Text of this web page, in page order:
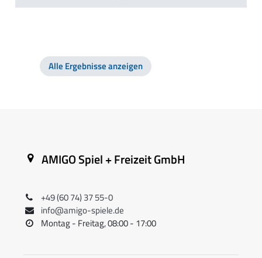
Alle Ergebnisse anzeigen
AMIGO Spiel + Freizeit GmbH
+49 (60 74) 37 55-0
info@amigo-spiele.de
Montag - Freitag, 08:00 - 17:00